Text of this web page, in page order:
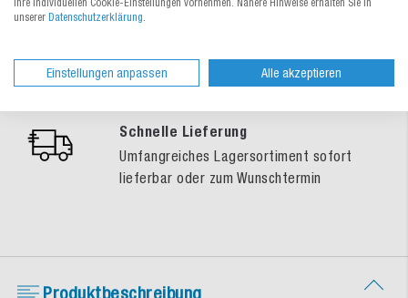
So treffen Sie eine sichere
Verpackungswahl
Schnelle Lieferung
Umfangreiches Lagersortiment sofort
lieferbar oder zum Wunschtermin
Produktbeschreibung
Ihre individuellen Cookie-Einstellungen vornehmen. Nähere Hinweise erhalten Sie in
unserer Datenschutzerklärung.
Einstellungen anpassen Alle akzeptieren